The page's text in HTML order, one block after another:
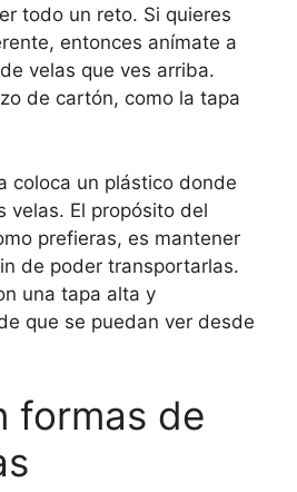
todo un reto. Si quieres
entonces anímate a
velas que ves arriba.
de cartón, como la tapa
coloca un plástico donde
velas. El propósito del
prefieras, es mantener
de poder transportarlas.
una tapa alta y
que se puedan ver desde
formas de